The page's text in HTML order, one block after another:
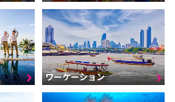
ワーケーション